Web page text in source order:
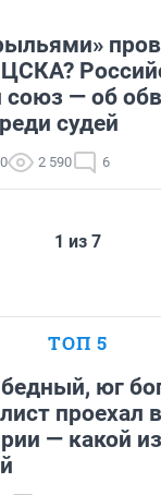
ЦСКА?
— об
судей
2 590 6
1 из 7
ТОП 5
юг
проехал
— какой